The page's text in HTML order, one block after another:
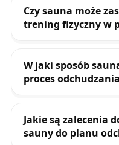
Czy sauna może
trening fizyczny w
W jaki sposób
proces
Jakie są zalecenia
sauny do planu